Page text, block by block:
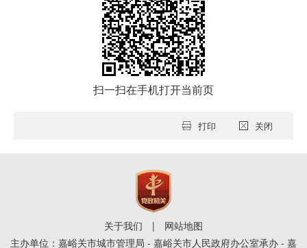
扫一扫在手机打开当前页
打印 关闭
关于我们 |
网站地图
主办单位：嘉峪关市城市管理局 - 嘉峪关市人民政府办公室承办 - 嘉